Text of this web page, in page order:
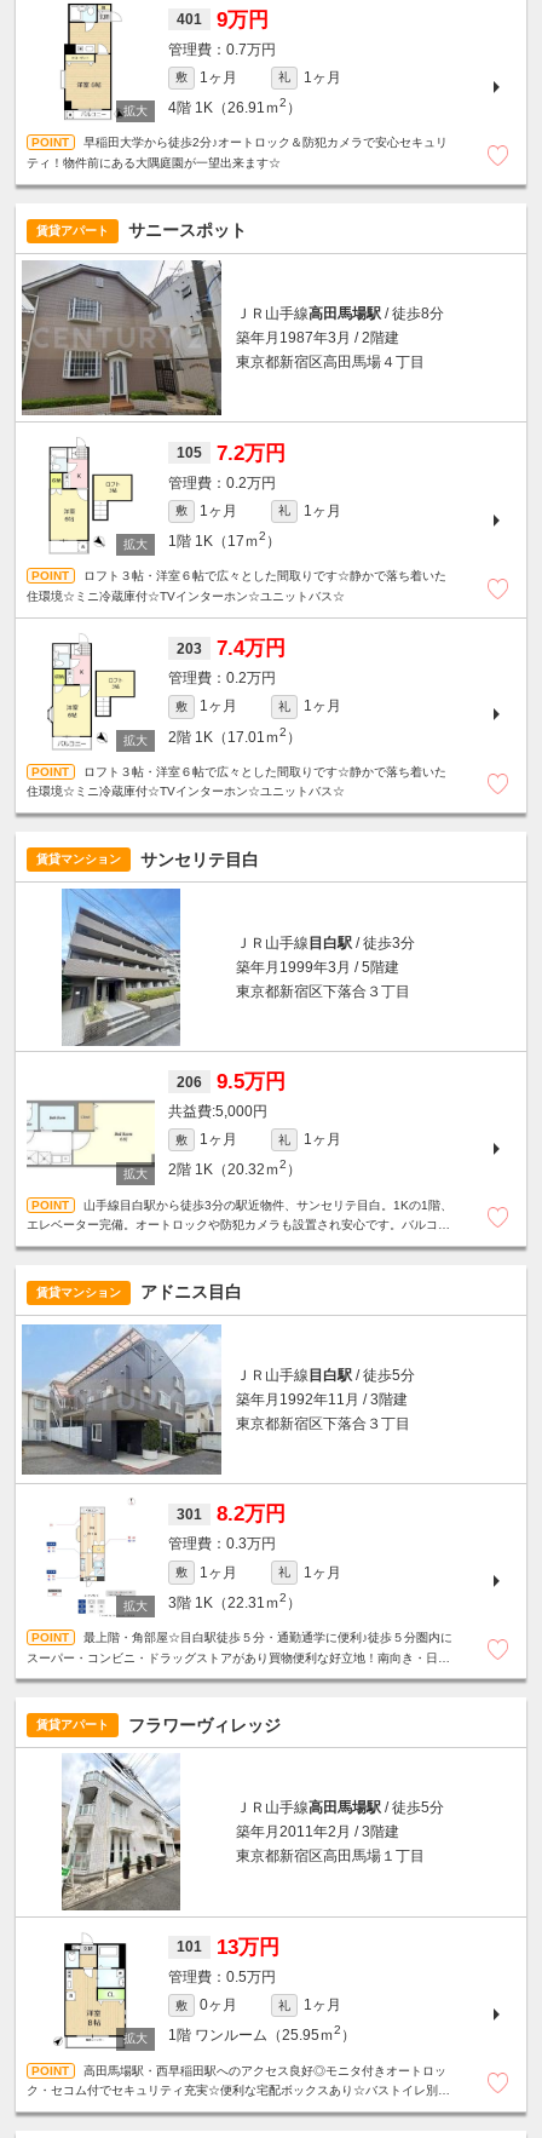
401 9万円
0.7万円
敷 1ヶ月 礼
1ヶ月
4階 1K（26.91ｍ2 ）
早稲田大学から徒歩2分♪オートロック＆防犯カメラで安心セキュリ
ティ！物件前にある大隅庭園が一望出来ます☆
賃貸アパート サニースポット
ＪＲ山手線高田馬場駅 / 徒歩8分
築年月1987年3月 / 2階建
東京都新宿区高田馬場４丁目
105 7.2万円
0.2万円
敷 1ヶ月 礼
1ヶ月
1階 1K（17ｍ2 ）
ロフト３帖・洋室６帖で広々とした間取りです☆静かで落ち着いた
住環境☆ミニ冷蔵庫付☆TVインターホン☆ユニットバス☆
203 7.4万円
0.2万円
敷 1ヶ月 礼
1ヶ月
2階 1K（17.01ｍ2 ）
ロフト３帖・洋室６帖で広々とした間取りです☆静かで落ち着いた
住環境☆ミニ冷蔵庫付☆TVインターホン☆ユニットバス☆
賃貸マンション サンセリテ目白
ＪＲ山手線目白駅 / 徒歩3分
築年月1999年3月 / 5階建
東京都新宿区下落合３丁目
206 9.5万円
5,000円
敷 1ヶ月 礼
1ヶ月
2階 1K（20.32ｍ2 ）
山手線目白駅から徒歩3分の駅近物件、サンセリテ目白。1Kの1階、
エレベーター完備。オートロックや防犯カメラも設置され安心です。バルコニ
賃貸マンション アドニス目白
ＪＲ山手線 目白駅 / 徒歩5分
築年月1992年11月 / 3階建
東京都新宿区下落合３丁目
301 8.2万円
0.3万円
敷 1ヶ月 礼
1ヶ月
3階 1K（22.31ｍ2 ）
最上階・角部屋☆目白駅徒歩５分・通勤通学に便利♪徒歩５分圏内に
スーパー・コンビニ・ドラッグストアがあり買物便利な好立地！南向き・日当
賃貸アパート フラワーヴィレッジ
ＪＲ山手線高田馬場駅 / 徒歩5分
築年月2011年2月 / 3階建
東京都新宿区高田馬場１丁目
101 13万円
0.5万円
敷 0ヶ月 礼
1ヶ月
1階 ワンルーム（25.95ｍ2 ）
高田馬場駅・西早稲田駅へのアクセス良好◎モニタ付きオートロッ
ク・セコム付でセキュリティ充実☆便利な宅配ボックスあり☆バストイレ別・